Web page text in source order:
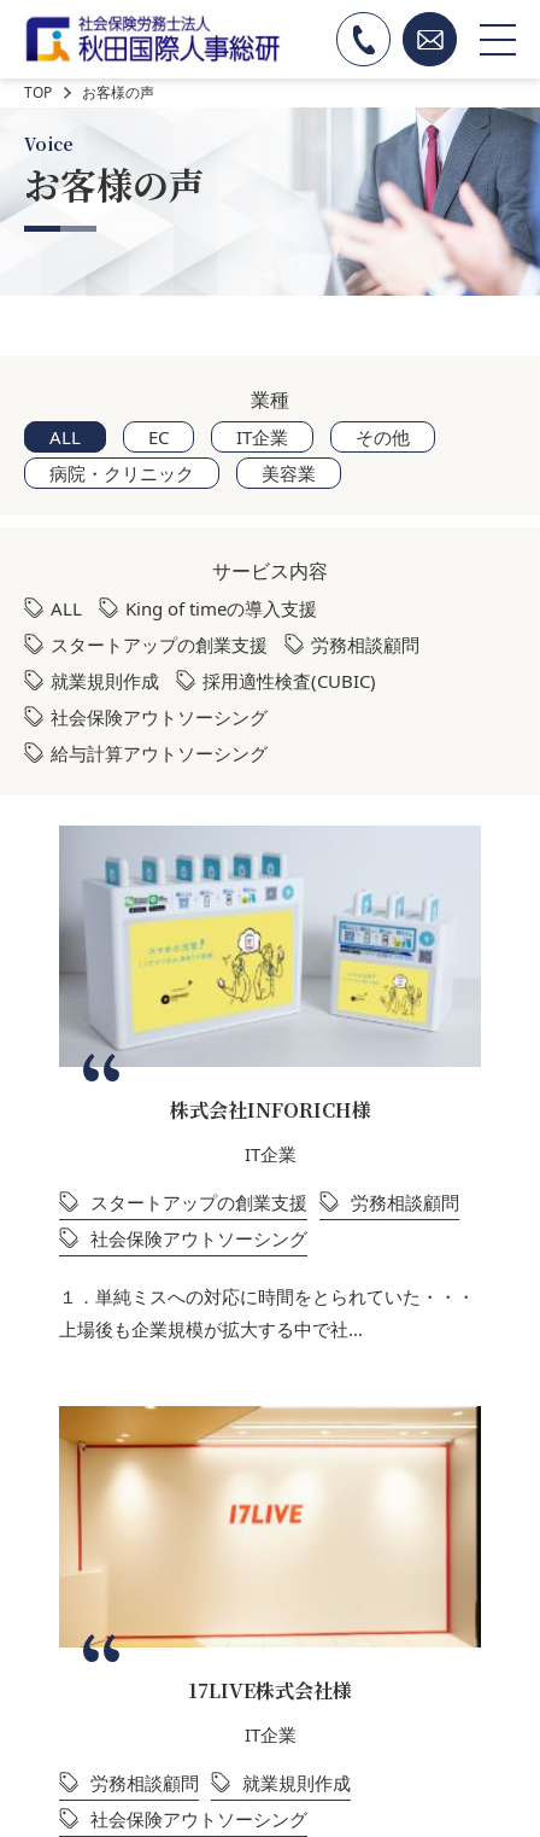
TOP お客様の声
Voice
お客様の声
業種
ALL EC IT企業
その他
病院・クリニック
美容業
サービス内容
ALL
King of timeの導入支援
スタートアップの創業支援
労務相談顧問
就業規則作成
採用適性検査(CUBIC)
社会保険アウトソーシング
給与計算アウトソーシング
株式会社INFORICH様
IT企業
スタートアップの創業支援
労務相談顧問
社会保険アウトソーシング
１．単純ミスへの対応に時間をとられていた・・・
上場後も企業規模が拡大する中で社...
17LIVE株式会社様
IT企業
労務相談顧問
就業規則作成
社会保険アウトソーシング